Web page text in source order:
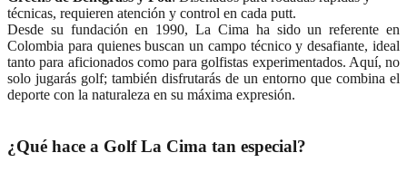
técnicas, requieren atención y control en cada putt.
Desde su fundación en 1990, La Cima ha sido un referente en
Colombia para quienes buscan un campo técnico y desafiante, ideal
tanto para aficionados como para golfistas experimentados. Aquí, no
solo jugarás golf; también disfrutarás de un entorno que combina el
deporte con la naturaleza en su máxima expresión.
¿Qué hace a Golf La Cima tan especial?